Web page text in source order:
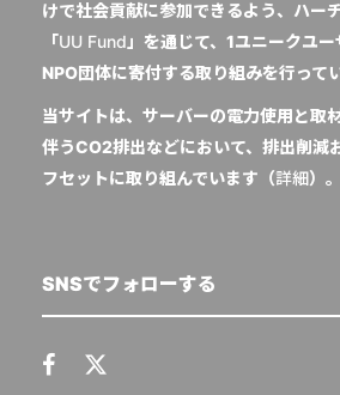
けで社会貢献に参加できるよう、ハー
「UU Fund 」を通じて、1ユニークユ
NPO団体に寄付する取り組みを行ってい
当サイトは、サーバーの電力使用と取
伴うCO2排出などにおいて、排出削減
フセットに取り組んでいます（詳細）。
SNSでフォローする